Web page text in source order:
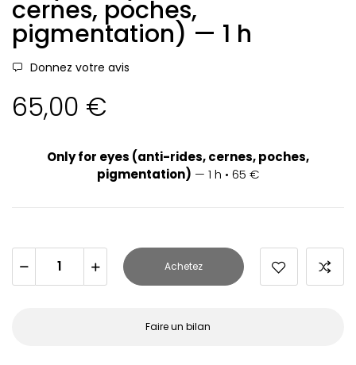
cernes, poches,
pigmentation) — 1 h
Donnez votre avis
65,00 €
Only for eyes (anti-rides, cernes, poches,
pigmentation) — 1 h • 65 €
Achetez
Faire un bilan